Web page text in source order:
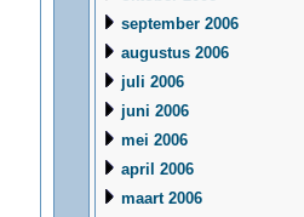
september 2006
augustus 2006
juli 2006
juni 2006
mei 2006
april 2006
maart 2006